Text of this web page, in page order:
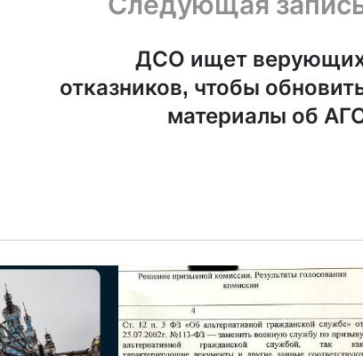
ДСО ищет
отказников, чтобы
материалы об